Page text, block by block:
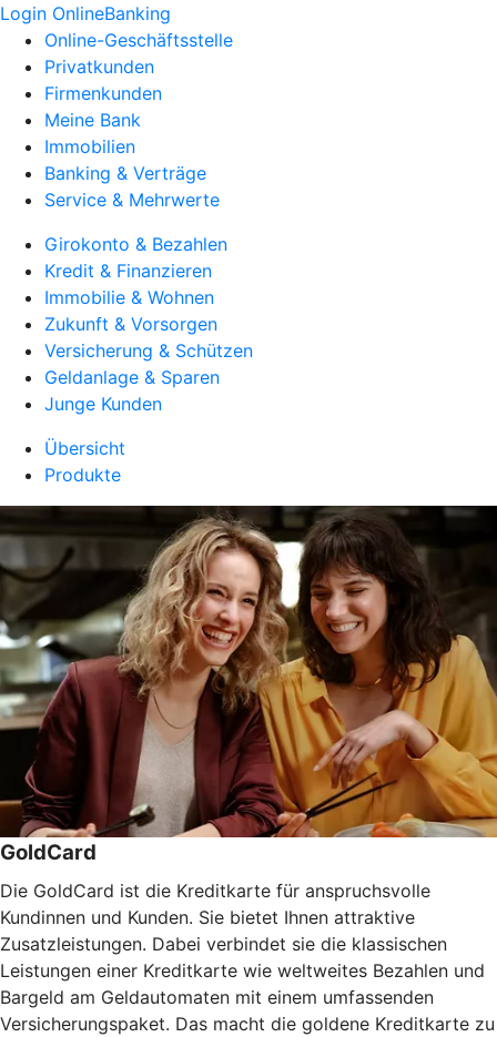
Login OnlineBanking
Online-Geschäftsstelle
Privatkunden
Firmenkunden
Meine Bank
Immobilien
Banking & Verträge
Service & Mehrwerte
Girokonto & Bezahlen
Kredit & Finanzieren
Immobilie & Wohnen
Zukunft & Vorsorgen
Versicherung & Schützen
Geldanlage & Sparen
Junge Kunden
Übersicht
Produkte
GoldCard
Die GoldCard ist die Kreditkarte für anspruchsvolle
Kundinnen und Kunden. Sie bietet Ihnen attraktive
Zusatzleistungen. Dabei verbindet sie die klassischen
Leistungen einer Kreditkarte wie weltweites Bezahlen und
Bargeld am Geldautomaten mit einem umfassenden
Versicherungspaket. Das macht die goldene Kreditkarte zu